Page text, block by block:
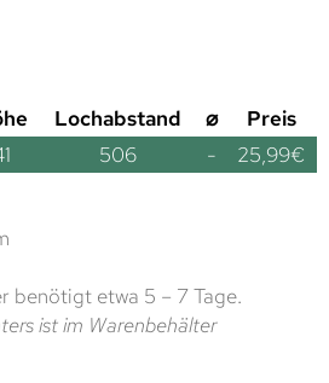
Lochabstand ⌀
Preis
506 - 25,99€
benötigt etwa 5 – 7 Tage.
ist im Warenbehälter